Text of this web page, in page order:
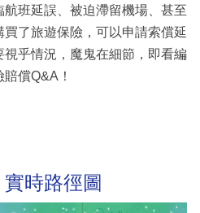
班延誤、被迫滯留機場、甚至
了旅遊保險，可以申請索償延
乎情況，魔鬼在細節，即看編
償Q&A！
時路徑圖